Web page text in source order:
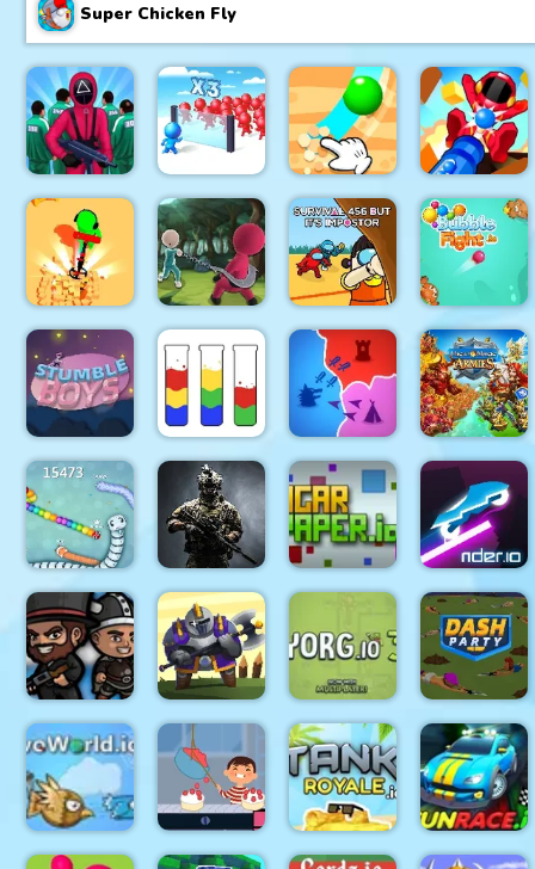
Super Chicken Fly
Squid
Challenge
Mob Control Dig This
Knock Em
All
Treasure
Hunter
Squid Hook
Game
Survival 456
But It
Impostor
Bubble
Fight IO
Stumble
Boys Match
Water
Sorting
Puzzle
States
Battle
Might And
Magic
Armies
Snake io
war
ArmedForces.io AgarPaper.io Rider.io
BattleDudes.io
Heroes
Towers
YORG.io 3 Dash Party